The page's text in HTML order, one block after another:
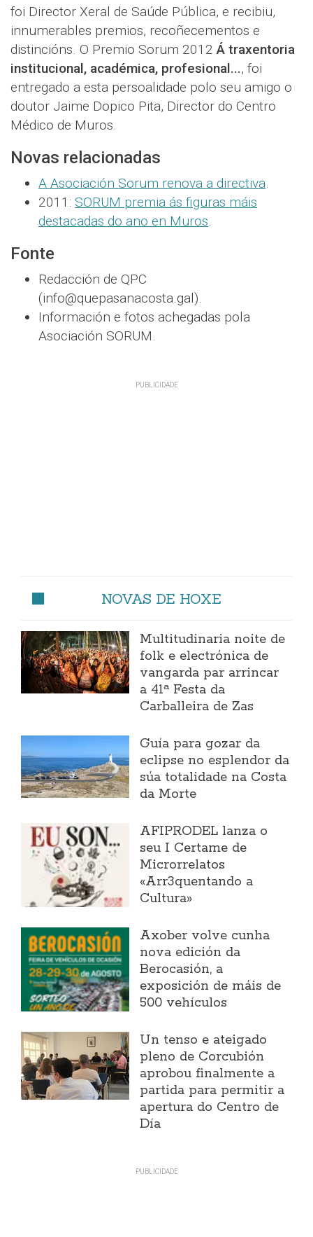
foi Director Xeral de Saúde Pública, e recibiu,
innumerables premios, recoñecementos e
distincións. O Premio Sorum 2012Á traxentoria
institucional, académica, profesional..., foi
entregado a esta persoalidade polo seu amigo o
doutor Jaime Dopico Pita, Director do Centro
Médico de Muros.
Novas relacionadas
A Asociación Sorum renova a directiva.
2011: SORUM premia ás figuras máis
destacadas do ano en Muros.
Fonte
Redacción de QPC
(info@quepasanacosta.gal).
Información e fotos achegadas pola
Asociación SORUM.
NOVAS DE HOXE
Multitudinaria noite de
folk e electrónica de
vangarda par arrincar
a 41ª Festa da
Carballeira de Zas
Guía para gozar da
eclipse no esplendor da
súa totalidade na Costa
da Morte
AFIPRODEL lanza o
seu I Certame de
Microrrelatos
«Arr3quentando a
Cultura»
Axober volve cunha
nova edición da
Berocasión, a
exposición de máis de
500 vehículos
Un tenso e ateigado
pleno de Corcubión
aprobou finalmente a
partida para permitir a
apertura do Centro de
Día